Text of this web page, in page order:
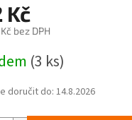
Kč
bez DPH
(3 ks)
doručit do:14.8.2026